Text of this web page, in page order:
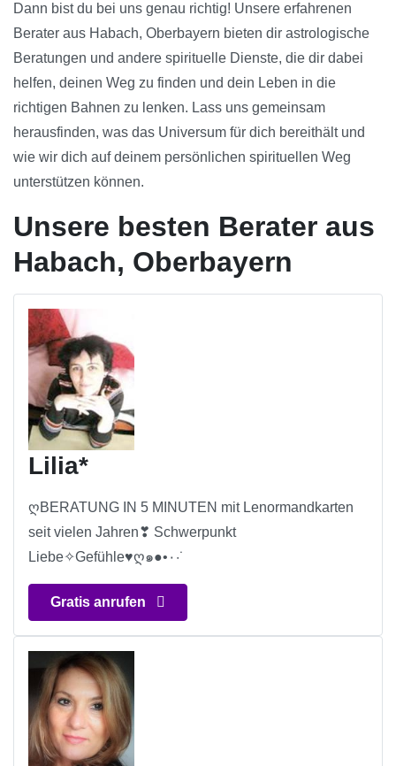
Dann bist du bei uns genau richtig! Unsere erfahrenen
Berater aus Habach, Oberbayern bieten dir astrologische
Beratungen und andere spirituelle Dienste, die dir dabei
helfen, deinen Weg zu finden und dein Leben in die
richtigen Bahnen zu lenken. Lass uns gemeinsam
herausfinden, was das Universum für dich bereithält und
wie wir dich auf deinem persönlichen spirituellen Weg
unterstützen können.
Unsere besten Berater aus
Habach, Oberbayern
Lilia*
ღBERATUNG IN 5 MINUTEN mit Lenormandkarten
seit vielen Jahren❣ Schwerpunkt
Liebe✧Gefühle♥ღ๑●•٠·˙
Gratis anrufen